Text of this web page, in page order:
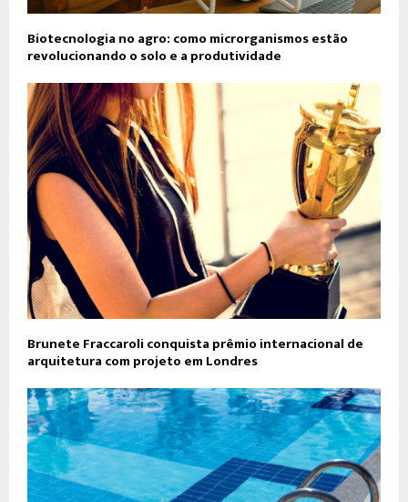
Biotecnologia no agro: como microrganismos estão
revolucionando o solo e a produtividade
Brunete Fraccaroli conquista prêmio internacional de
arquitetura com projeto em Londres